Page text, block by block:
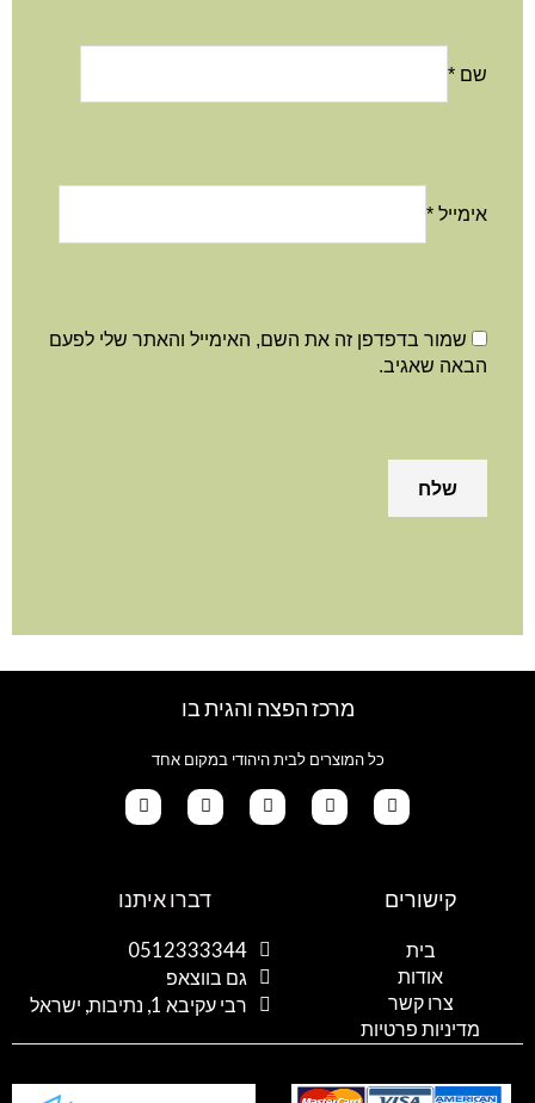
שם *
אימייל *
שמור בדפדפן זה את השם, האימייל והאתר שלי לפעם
הבאה שאגיב.
מרכז הפצה והגית בו
כל המוצרים לבית היהודי במקום אחד
a
p
a
g
r
a
m
k
o
k
o
l
e
קישורים
בית
אודות
צרו קשר
מדיניות פרטיות
דברו איתנו
0512333344
גם בווצאפ
רבי עקיבא 1, נתיבות, ישראל